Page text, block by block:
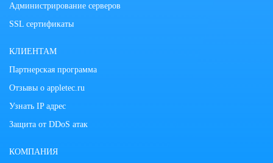
Администрирование серверов
SSL сертификаты
КЛИЕНТАМ
Партнерская программа
Отзывы о appletec.ru
Узнать IP адрес
Защита от DDoS атак
КОМПАНИЯ